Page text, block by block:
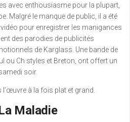
avec enthousiasme pour la plupart,
Malgré le manque de public, il a été
pour enregistrer les manigances
des parodies de publicités
de Karglass. Une bande de
ou Ch styles et Breton, ont offert un
soir.
à la fois plat et grand.
Maladie